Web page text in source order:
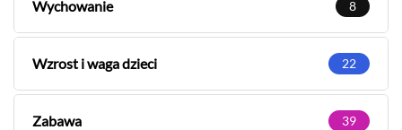
Wychowanie 8
Wzrost i waga dzieci 22
Zabawa 39